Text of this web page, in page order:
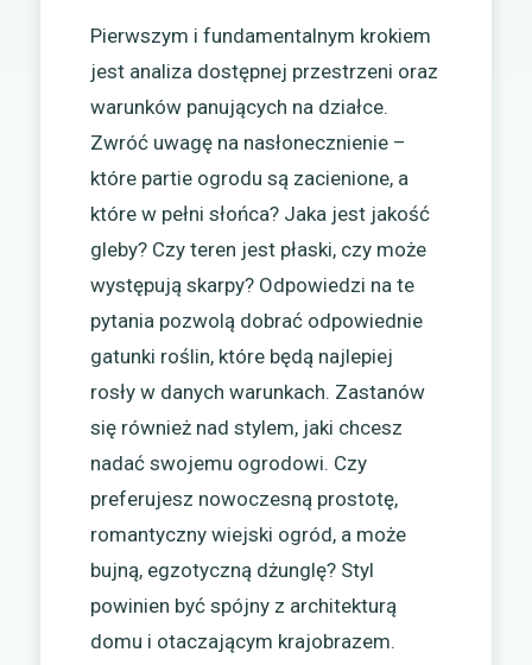
Pierwszym i fundamentalnym krokiem
jest analiza dostępnej przestrzeni oraz
warunków panujących na działce.
Zwróć uwagę na nasłonecznienie –
które partie ogrodu są zacienione, a
które w pełni słońca? Jaka jest jakość
gleby? Czy teren jest płaski, czy może
występują skarpy? Odpowiedzi na te
pytania pozwolą dobrać odpowiednie
gatunki roślin, które będą najlepiej
rosły w danych warunkach. Zastanów
się również nad stylem, jaki chcesz
nadać swojemu ogrodowi. Czy
preferujesz nowoczesną prostotę,
romantyczny wiejski ogród, a może
bujną, egzotyczną dżunglę? Styl
powinien być spójny z architekturą
domu i otaczającym krajobrazem.